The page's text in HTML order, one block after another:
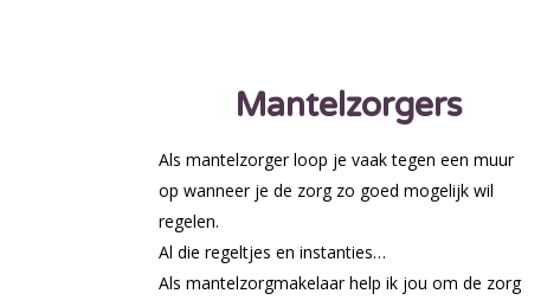
Mantelzorgers
Als mantelzorger loop je vaak tegen een muur
op wanneer je de zorg zo goed mogelijk wil
regelen.
Al die regeltjes en instanties…
Als mantelzorgmakelaar help ik jou om de zorg